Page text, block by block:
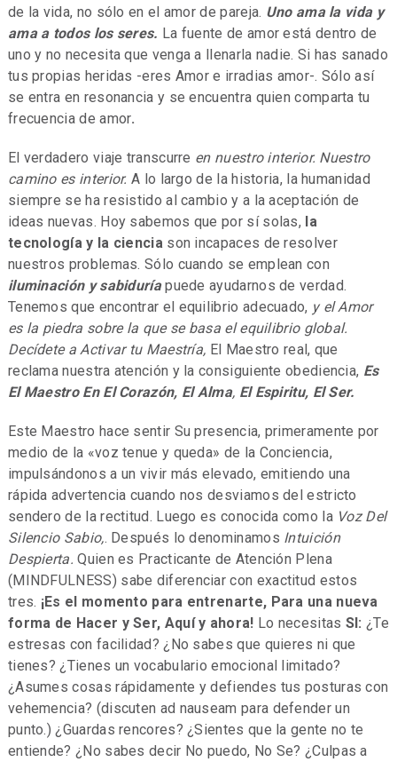
de la vida, no sólo en el amor de pareja. Uno ama la vida y
ama a todos los seres. La fuente de amor está dentro de
uno y no necesita que venga a llenarla nadie. Si has sanado
tus propias heridas -eres Amor e irradias amor-. Sólo así
se entra en resonancia y se encuentra quien comparta tu
frecuencia de amor.
El verda­dero viaje transcurre en nuestro interior. Nuestro
camino es interior. A lo largo de la historia, la humanidad
siempre se ha resistido al cambio y a la aceptación de
ideas nuevas. Hoy sabemos que por sí solas, la
tecnología y la ciencia son incapaces de resolver
nuestros problemas. Sólo cuando se emplean con
iluminación y sabiduría puede ayudarnos de verdad.
Tenemos que encontrar el equilibrio adecuado, y el Amor
es la piedra sobre la que se basa el equilibrio global.
Decídete a Activar tu Maestría, El Maestro real, que
reclama nuestra atención y la consiguiente obediencia, Es
El Maestro En El Corazón, El Alma, El Espiritu, El Ser.
Este Maestro hace sentir Su presencia, primeramente por
medio de la «voz tenue y queda» de la Conciencia,
impulsándonos a un vivir más elevado, emitiendo una
rápida advertencia cuando nos desviamos del estricto
sendero de la rectitud. Luego es conocida como la Voz Del
Silencio Sabio,. Después lo denominamos Intuición
Despierta. Quien es Practicante de Atención Plena
(MINDFULNESS) sabe diferenciar con exactitud estos
tres. ¡Es el momento para entrenarte, Para una nueva
forma de Hacer y Ser, Aquí y ahora! Lo necesitas SI:¿Te
estresas con facilidad? ¿No sabes que quieres ni que
tienes? ¿Tienes un vocabulario emocional limitado?
¿Asumes cosas rápidamente y defiendes tus posturas con
vehemencia? (discuten ad nauseam para defender un
punto.) ¿Guardas rencores? ¿Sientes que la gente no te
entiende? ¿No sabes decir No puedo, No Se? ¿Culpas a